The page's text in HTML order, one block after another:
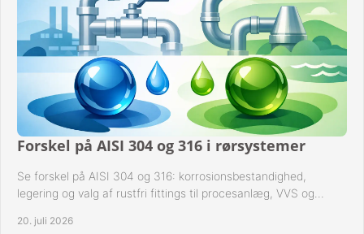
Forskel på AISI 304 og 316 i rørsystemer
Se forskel på AISI 304 og 316: korrosionsbestandighed,
legering og valg af rustfri fittings til procesanlæg, VVS og
20. juli 2026